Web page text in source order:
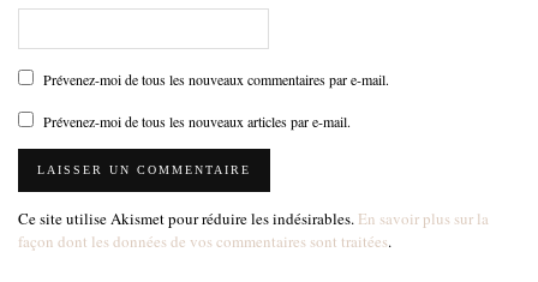
Prévenez-moi de tous les nouveaux commentaires par e-mail.
Prévenez-moi de tous les nouveaux articles par e-mail.
Ce site utilise Akismet pour réduire les indésirables. En savoir plus sur la
façon dont les données de vos commentaires sont traitées.